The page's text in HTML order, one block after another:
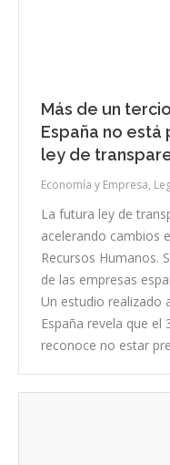
Más de un
España no
ley de
Economía y Empresa,
La futura ley de
acelerando cambios
Recursos Humanos.
de las empresas
Un estudio realizado
España revela que el
reconoce no estar